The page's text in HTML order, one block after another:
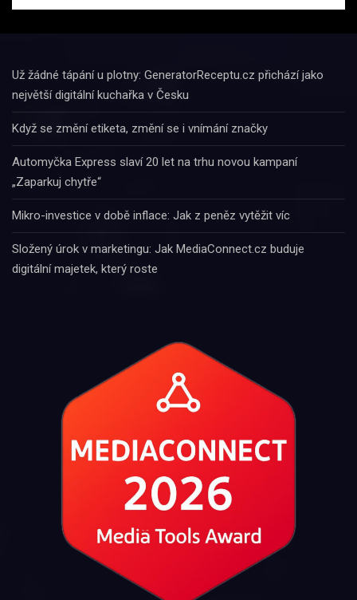
Už žádné tápání u plotny: GeneratorReceptu.cz přichází jako
největší digitální kuchařka v Česku
Když se změní etiketa, změní se i vnímání značky
Automyčka Express slaví 20 let na trhu novou kampaní
„Zaparkuj chytře“
Mikro-investice v době inflace: Jak z peněz vytěžit víc
Složený úrok v marketingu: Jak MediaConnect.cz buduje
digitální majetek, který roste